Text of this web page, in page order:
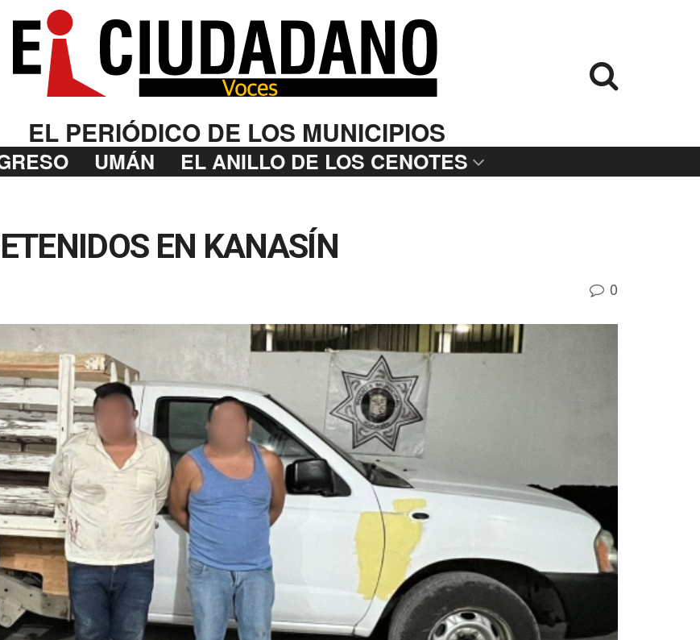
EL PERIÓDICO DE LOS MUNICIPIOS
UMÁN EL ANILLO DE LOS CENOTES
EN KANASÍN
0